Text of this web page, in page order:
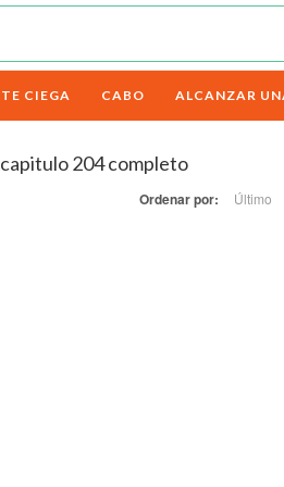
CIEGA CABO ALCANZAR
capitulo 204 completo
Ordenar por: Último